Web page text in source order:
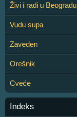
Živi i radi u Beogradu
Vudu supa
Zaveden
Orešnik
Cveće
Indeks